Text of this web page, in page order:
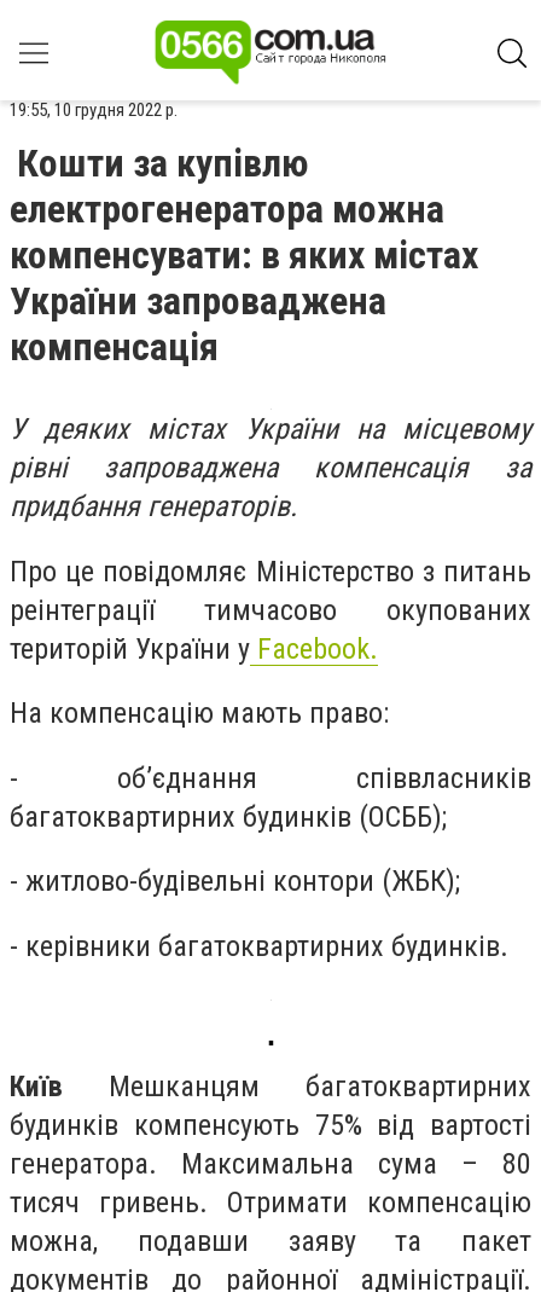
19:55, 10 грудня 2022 р.
Кошти за купівлю
електрогенератора можна
компенсувати: в яких містах
України запроваджена
компенсація
У деяких містах України на місцевому
рівні запроваджена компенсація за
придбання генераторів.
Про це повідомляє Міністерство з питань
реінтеграції тимчасово окупованих
територій України у Facebook.
На компенсацію мають право:
- об’єднання співвласників
багатоквартирних будинків (ОСББ);
- житлово-будівельні контори (ЖБК);
- керівники багатоквартирних будинків.
▪️
Київ Мешканцям багатоквартирних
будинків компенсують 75% від вартості
генератора. Максимальна сума – 80
тисяч гривень. Отримати компенсацію
можна, подавши заяву та пакет
документів до районної адміністрації.